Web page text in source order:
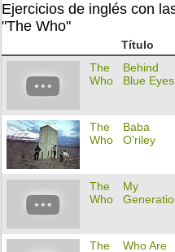
Ejercicios de inglés con
"The Who"
Título
The
Who
Behind
Blue Eyes
The
Who
Baba
O'riley
The
Who
My
The Who Are